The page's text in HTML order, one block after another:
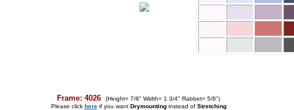
Frame: 4026
(Height= 7/8" Width= 1 3/4" Rabbet= 5/8")
Please click hereif you want Drymountinginstead of Stretching